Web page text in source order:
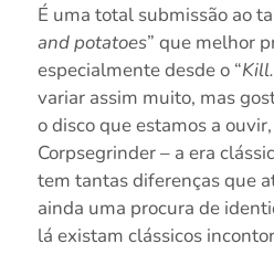
É uma total submissão ao
and potatoes” que melhor
especialmente desde o “Kill.
variar assim muito, mas
o disco que estamos a
Corpsegrinder – a era
tem tantas diferenças que
ainda uma procura de
lá existam clássicos